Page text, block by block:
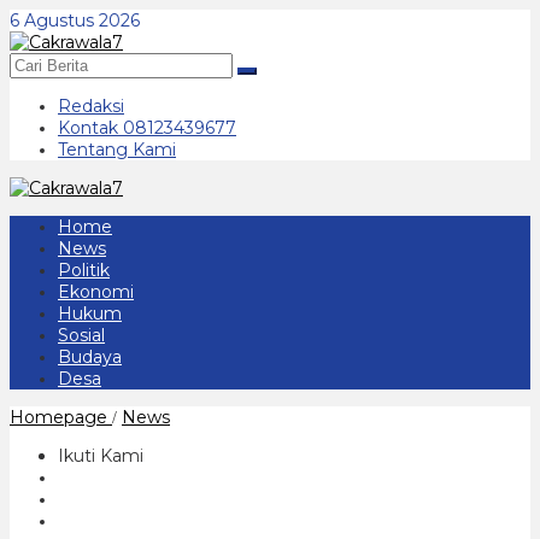
Lewati
ke
konten
6 Agustus 2026
Redaksi
Kontak 08123439677
Tentang Kami
Home
News
Politik
Ekonomi
Hukum
Sosial
Budaya
Desa
Homepage / NewsWarna
Ikuti Kami